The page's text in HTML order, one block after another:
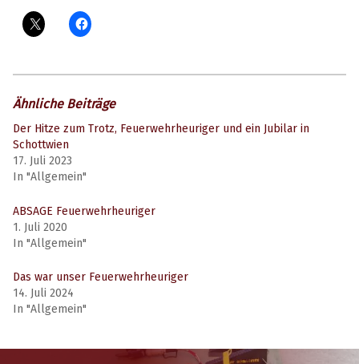
Ähnliche Beiträge
Der Hitze zum Trotz, Feuerwehrheuriger und ein Jubilar in
Schottwien
17. Juli 2023
In "Allgemein"
ABSAGE Feuerwehrheuriger
1. Juli 2020
In "Allgemein"
Das war unser Feuerwehrheuriger
14. Juli 2024
In "Allgemein"